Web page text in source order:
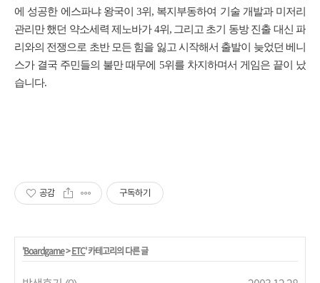
에 성공한 에스파냐 왕국이 3위, 복지부동하여 기술 개발과 미저리
관리만 했던 약소세력 제노바가 4위, 그리고 초기 동방 진출 대신 파
리와의 전쟁으로 초반 모든 힘을 잃고 시작해서 출발이 늦었던 베니
스가 결국 주민들의 불만 때무에 5위를 차지하며서 게임은 끝이 났
습니다.
공감 구독하기
'Boardgame>ETC' 카테고리의 다른 글